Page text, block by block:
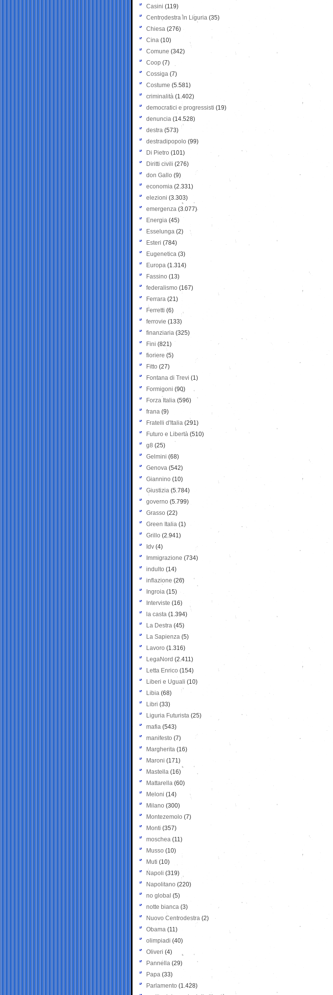
Casini (119)
Centrodestra in Liguria (35)
Chiesa (276)
Cina (10)
Comune (342)
Coop (7)
Cossiga (7)
Costume (5.581)
criminalità (1.402)
democratici e progressisti (19)
denuncia (14.528)
destra (573)
destradipopolo (99)
Di Pietro (101)
Diritti civili (276)
don Gallo (9)
economia (2.331)
elezioni (3.303)
emergenza (3.077)
Energia (45)
Esselunga (2)
Esteri (784)
Eugenetica (3)
Europa (1.314)
Fassino (13)
federalismo (167)
Ferrara (21)
Ferretti (6)
ferrovie (133)
finanziaria (325)
Fini (821)
fioriere (5)
Fitto (27)
Fontana di Trevi (1)
Formigoni (90)
Forza Italia (596)
frana (9)
Fratelli d'Italia (291)
Futuro e Libertà (510)
g8 (25)
Gelmini (68)
Genova (542)
Giannino (10)
Giustizia (5.784)
governo (5.799)
Grasso (22)
Green Italia (1)
Grillo (2.941)
Idv (4)
Immigrazione (734)
indulto (14)
inflazione (26)
Ingroia (15)
Interviste (16)
la casta (1.394)
La Destra (45)
La Sapienza (5)
Lavoro (1.316)
LegaNord (2.411)
Letta Enrico (154)
Liberi e Uguali (10)
Libia (68)
Libri (33)
Liguria Futurista (25)
mafia (543)
manifesto (7)
Margherita (16)
Maroni (171)
Mastella (16)
Mattarella (60)
Meloni (14)
Milano (300)
Montezemolo (7)
Monti (357)
moschea (11)
Musso (10)
Muti (10)
Napoli (319)
Napolitano (220)
no global (5)
notte bianca (3)
Nuovo Centrodestra (2)
Obama (11)
olimpiadi (40)
Oliveri (4)
Pannella (29)
Papa (33)
Parlamento (1.428)